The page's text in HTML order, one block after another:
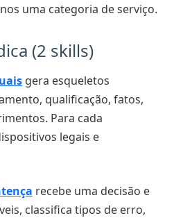
uma categoria de serviço.
(2 skills)
gera esqueletos
qualificação, fatos,
Para cada
legais e
recebe uma decisão e
classifica tipos de erro,